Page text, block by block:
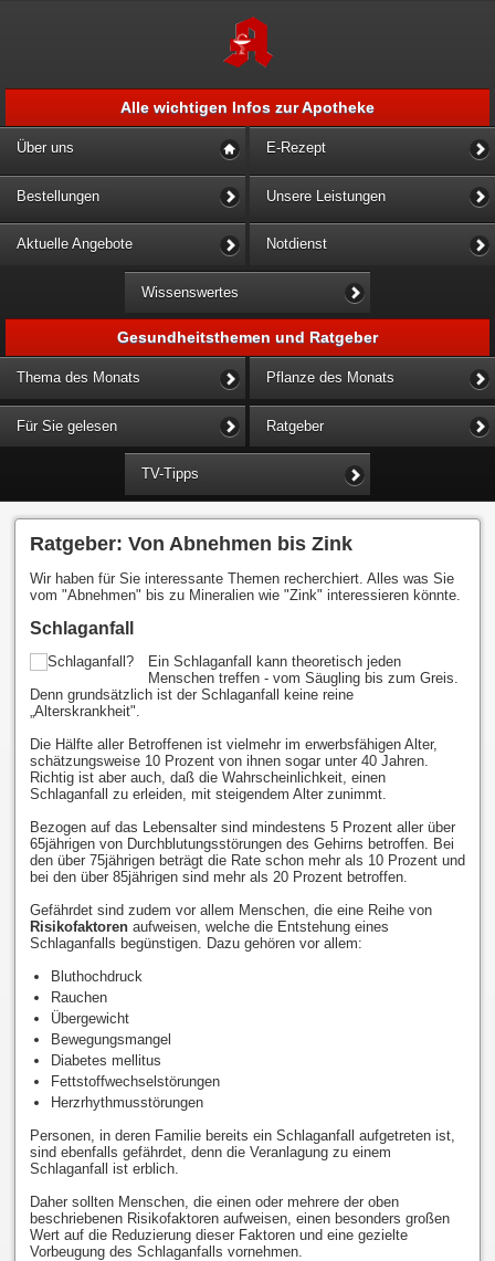
Alle wichtigen Infos zur Apotheke
Über uns E-Rezept
Bestellungen Unsere Leistungen
Aktuelle Angebote Notdienst
Wissenswertes
Gesundheitsthemen und Ratgeber
Thema des Monats Pflanze des Monats
Für Sie gelesen Ratgeber
TV-Tipps
Ratgeber: Von Abnehmen bis Zink
Wir haben für Sie interessante Themen recherchiert. Alles was Sie
vom "Abnehmen" bis zu Mineralien wie "Zink" interessieren könnte.
Schlaganfall
Ein Schlaganfall kann theoretisch jeden
Menschen treffen - vom Säugling bis zum Greis.
Denn grundsätzlich ist der Schlaganfall keine reine
„Alterskrankheit".
Die Hälfte aller Betroffenen ist vielmehr im erwerbsfähigen Alter,
schätzungsweise 10 Prozent von ihnen sogar unter 40 Jahren.
Richtig ist aber auch, daß die Wahrscheinlichkeit, einen
Schlaganfall zu erleiden, mit steigendem Alter zunimmt.
Bezogen auf das Lebensalter sind mindestens 5 Prozent aller über
65jährigen von Durchblutungsstörungen des Gehirns betroffen. Bei
den über 75jährigen beträgt die Rate schon mehr als 10 Prozent und
bei den über 85jährigen sind mehr als 20 Prozent betroffen.
Gefährdet sind zudem vor allem Menschen, die eine Reihe von
Risikofaktorenaufweisen, welche die Entstehung eines
Schlaganfalls begünstigen. Dazu gehören vor allem:
Bluthochdruck
Rauchen
Übergewicht
Bewegungsmangel
Diabetes mellitus
Fettstoffwechselstörungen
Herzrhythmusstörungen
Personen, in deren Familie bereits ein Schlaganfall aufgetreten ist,
sind ebenfalls gefährdet, denn die Veranlagung zu einem
Schlaganfall ist erblich.
Daher sollten Menschen, die einen oder mehrere der oben
beschriebenen Risikofaktoren aufweisen, einen besonders großen
Wert auf die Reduzierung dieser Faktoren und eine gezielte
Vorbeugung des Schlaganfalls vornehmen.